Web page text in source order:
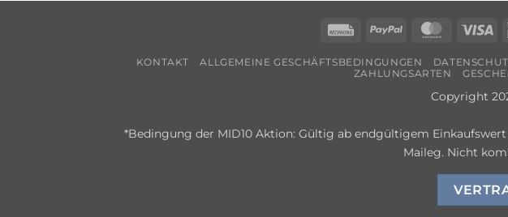
RechungPayPal
KONTAKT ALLGEMEINE GESCHÄFTSBEDINGUNGEN
ZAHLUNGSARTEN
Copyright
*Bedingung der MID10 Aktion: Gültig ab endgültigem
Maileg. Nicht